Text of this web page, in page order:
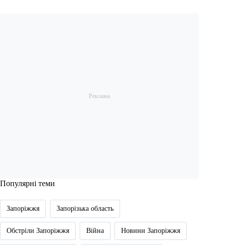
Популярні теми
Запоріжжя Запорізька область
Обстріли Запоріжжя Війна Новини Запоріжжя